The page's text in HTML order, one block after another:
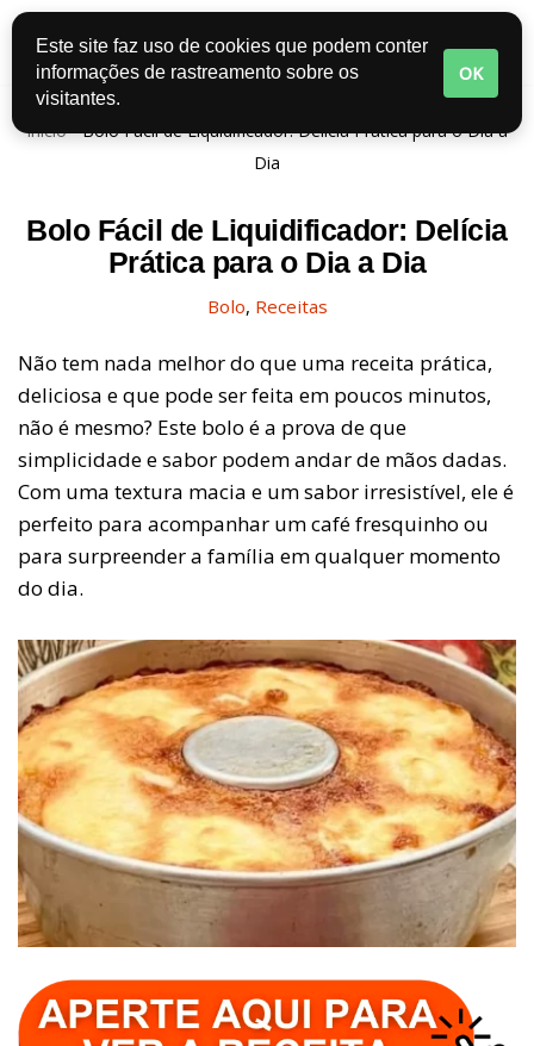
Pular
para
oInício-Bolo Fácil de Liquidificador: Delícia Prática para o Dia a
Dia
Bolo Fácil de Liquidificador: Delícia
Prática para o Dia a Dia
Bolo, Receitas
Não tem nada melhor do que uma receita prática,
deliciosa e que pode ser feita em poucos minutos,
não é mesmo? Este bolo é a prova de que
simplicidade e sabor podem andar de mãos dadas.
Com uma textura macia e um sabor irresistível, ele é
perfeito para acompanhar um café fresquinho ou
para surpreender a família em qualquer momento
do dia.
Este site faz uso de cookies que podem conter
informações de rastreamento sobre os
visitantes.
OK